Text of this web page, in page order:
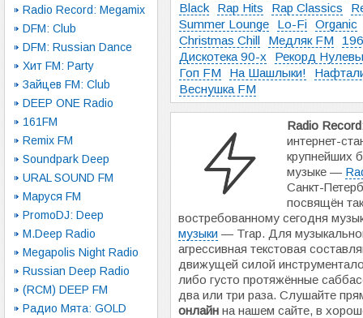
Radio Record: Megamix
DFM: Club
DFM: Russian Dance
Хит FM: Party
Зайцев FM: Club
DEEP ONE Radio
161FM
Remix FM
Soundpark Deep
URAL SOUND FM
Маруся FM
PromoDJ: Deep
M.Deep Radio
Megapolis Night Radio
Russian Deep Radio
(RCM) DEEP FM
Радио Мята: GOLD
Black
Rap Hits Rap Classics
Summer Lounge
Lo-Fi Organic
Christmas Chill
Медляк FM
Дискотека 90-х
Рекорд
Гоп FM
На Шашлыки!
Веснушка FM
Radio
интернет-
крупнейших
музыке —
Санкт-
посвящён
востребованному сегодня
музыки — Trap. Для
агрессивная текстовая
движущей силой
либо густо протяжённые
два или три раза. Слушайте
онлайн на нашем сайте, в